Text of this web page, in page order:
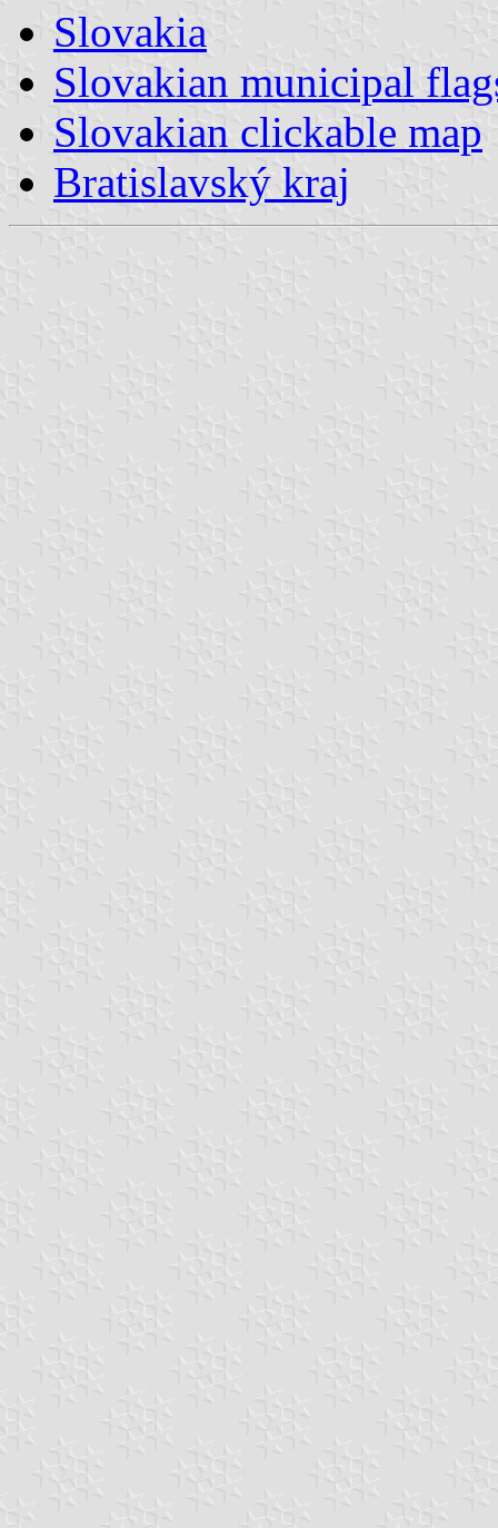
Slovakia
Slovakian municipal
Slovakian clickable map
Bratislavský kraj